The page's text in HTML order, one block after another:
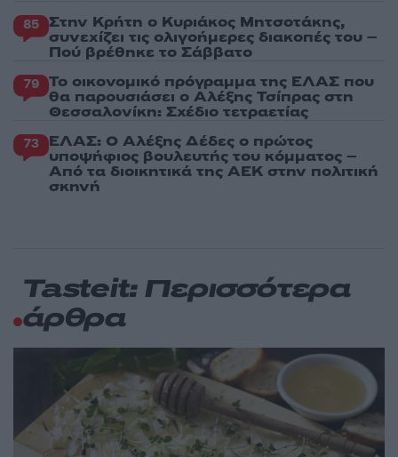
85 Στην Κρήτη ο Κυριάκος Μητσοτάκης,
συνεχίζει τις ολιγοήμερες διακοπές του –
Πού βρέθηκε το Σάββατο
79 Το οικονομικό πρόγραμμα της ΕΛΑΣ που
θα παρουσιάσει ο Αλέξης Τσίπρας στη
Θεσσαλονίκη: Σχέδιο τετραετίας
73 ΕΛΑΣ: Ο Αλέξης Δέδες ο πρώτος
υποψήφιος βουλευτής του κόμματος –
Από τα διοικητικά της ΑΕΚ στην πολιτική
σκηνή
Tasteit: Περισσότερα
άρθρα